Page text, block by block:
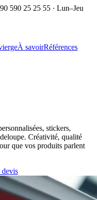
590 25 25 55 · Lun–Jeu
À savoirRéférences
stickers,
Créativité, qualité
que vos produits parlent
devis